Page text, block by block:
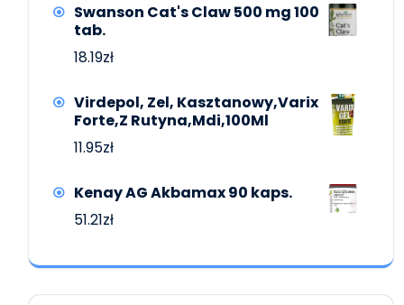
Swanson Cat's Claw 500 mg 100
tab.
18.19zł
Virdepol, Zel, Kasztanowy,Varix
Forte,Z Rutyna,Mdi,100Ml
11.95zł
Kenay AG Akbamax 90 kaps.
51.21zł